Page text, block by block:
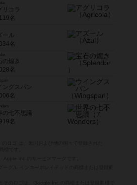
リコラ
名
ール
名
の煌き
名
ングスパン
名
の七不思議
名